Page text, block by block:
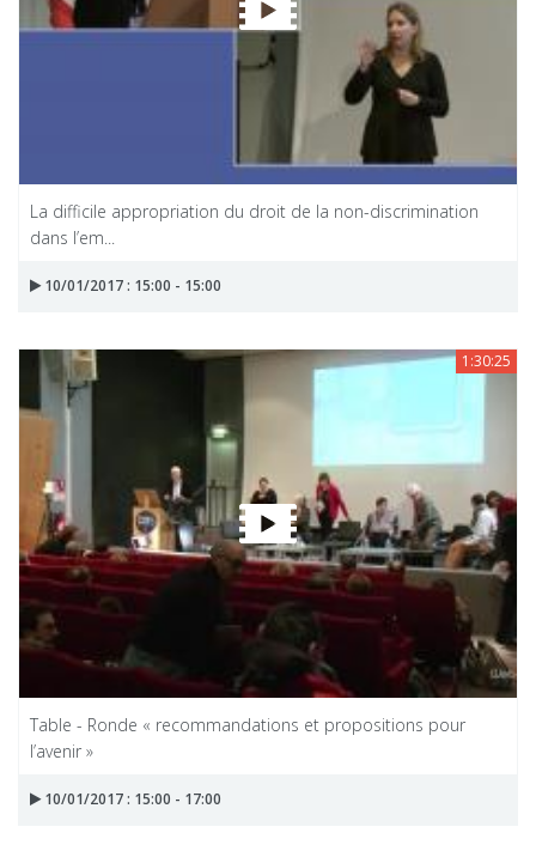
La difficile appropriation du droit de la non-discrimination
dans l’em...
10/01/2017 : 15:00 - 15:00
1:30:25
Table - Ronde « recommandations et propositions pour
l’avenir »
10/01/2017 : 15:00 - 17:00